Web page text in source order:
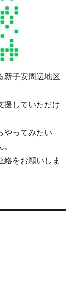
新子安周辺地区
援していただけ
やってみたい
絡をお願いしま